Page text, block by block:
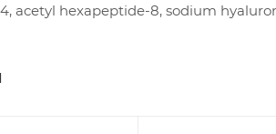
acetyl hexapeptide-8, sodium